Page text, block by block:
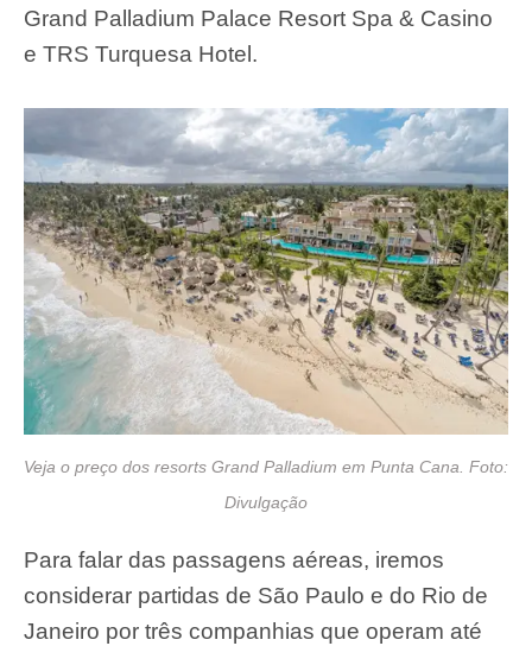
Grand Palladium Palace Resort Spa & Casino
e TRS Turquesa Hotel.
Veja o preço dos resorts Grand Palladium em Punta Cana. Foto:
Divulgação
Para falar das passagens aéreas, iremos
considerar partidas de São Paulo e do Rio de
Janeiro por três companhias que operam até